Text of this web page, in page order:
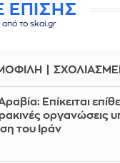
ΕΠΙΣΗΣ
από το skai.gr
Επίκειται
οργανώσεις
του Ιράν